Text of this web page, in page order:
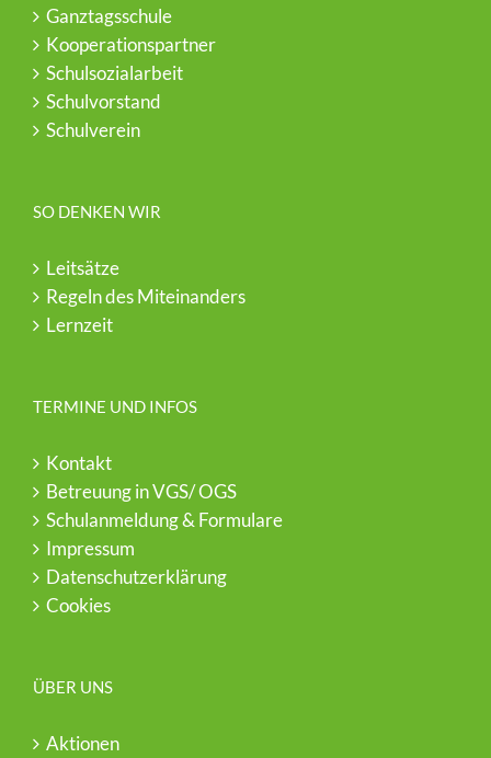
Ganztagsschule
Kooperationspartner
Schulsozialarbeit
Schulvorstand
Schulverein
SO DENKEN WIR
Leitsätze
Regeln des Miteinanders
Lernzeit
TERMINE UND INFOS
Kontakt
Betreuung in VGS/ OGS
Schulanmeldung & Formulare
Impressum
Datenschutzerklärung
Cookies
ÜBER UNS
Aktionen